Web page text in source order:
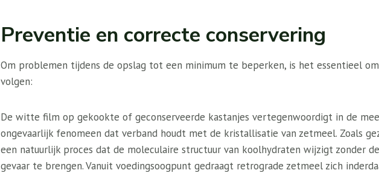
Preventie en correcte conservering
Om problemen tijdens de opslag tot een minimum te beperken, is het essentieel
volgen:
De witte film op gekookte of geconserveerde kastanjes vertegenwoordigt in de
ongevaarlijk fenomeen dat verband houdt met de kristallisatie van zetmeel. Zoals
een natuurlijk proces dat de moleculaire structuur van koolhydraten wijzigt zonder
gevaar te brengen. Vanuit voedingsoogpunt gedraagt ​​retrograde zetmeel zich